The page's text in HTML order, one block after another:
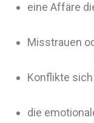
eine Affäre
Misstrauen
Konflikte
die